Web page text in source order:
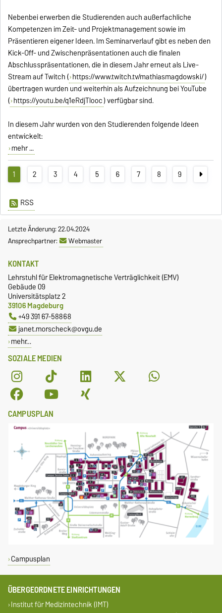
Nebenbei erwerben die Studierenden auch außerfachliche
Kompetenzen im Zeit- und Projektmanagement sowie im
Präsentieren eigener Ideen. Im Seminarverlauf gibt es neben den
Kick-Off- und Zwischenpräsentationen auch die finalen
Abschlusspräsentationen, die in diesem Jahr erneut als Live-
Stream auf Twitch ( https://www.twitch.tv/mathiasmagdowski/)
übertragen wurden und weiterhin als Aufzeichnung bei YouTube
( https://youtu.be/q1eRdjTlooc) verfügbar sind.
In diesem Jahr wurden von den Studierenden folgende Ideen
entwickelt:
mehr ...
1 2 3 4 5 6 7 8 9
RSS
Letzte Änderung: 22.04.2024
Ansprechpartner:
Webmaster
SOZIALE MEDIEN
KONTAKT
Lehrstuhl für Elektromagnetische Verträglichkeit (EMV)
Gebäude 09
Universitätsplatz 2
39106 Magdeburg
+49 391 67-58868
janet.morscheck@ovgu.de
mehr…
CAMPUSPLAN
Campusplan
ÜBERGEORDNETE EINRICHTUNGEN
Institut für Medizintechnik (IMT)